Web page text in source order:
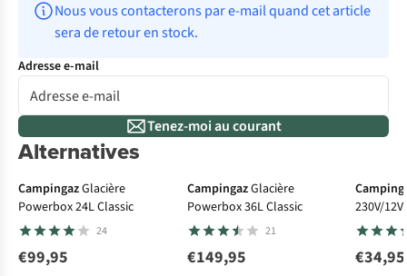
Nous vous contacterons par e-mail quand cet article
sera de retour en stock.
Adresse e-mail
Tenez-moi au courant
Alternatives
CampingazGlacière
Powerbox 24L Classic
24
€99,95
CampingazGlacière
Powerbox 36L Classic
21
€149,95
230V/12V
€34,95